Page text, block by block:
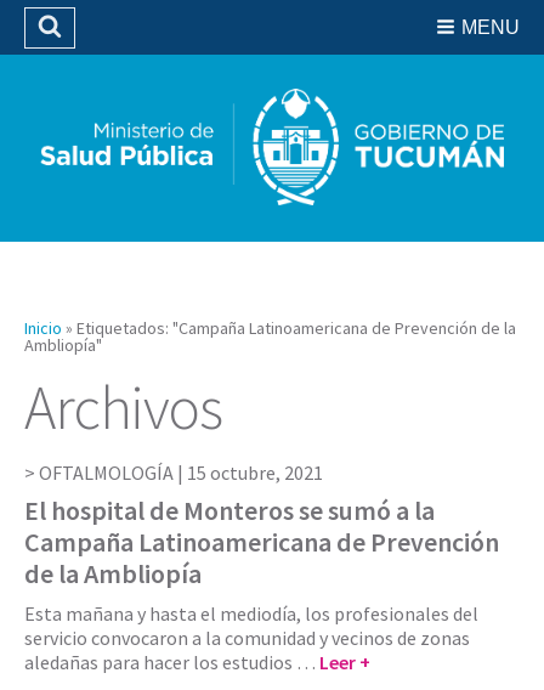
Biblioteca
MENU
Buscar
Inicio » Etiquetados: "Campaña Latinoamericana de Prevención de la
Ambliopía"
Archivos
OFTALMOLOGÍA | 15 octubre, 2021
El hospital de Monteros se sumó a la
Campaña Latinoamericana de Prevención
de la Ambliopía
Esta mañana y hasta el mediodía, los profesionales del
servicio convocaron a la comunidad y vecinos de zonas
aledañas para hacer los estudios … Leer +